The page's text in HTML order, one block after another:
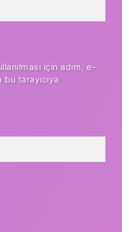
için adım, e-
tarayıcıya